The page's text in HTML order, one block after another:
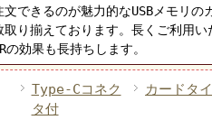
できるのが魅力的なUSBメモリの
取り揃えております。長くご利用い
の効果も長持ちします。
Type-Cコネク
タ付
カードタ